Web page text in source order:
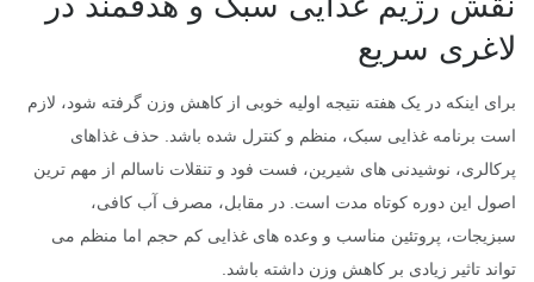
لاغری سریع
برای اینکه در یک هفته نتیجه اولیه خوبی از کاهش وزن گرفته شود، لازم
است برنامه غذایی سبک، منظم و کنترل شده باشد. حذف غذاهای
پرکالری، نوشیدنی های شیرین، فست فود و تنقلات ناسالم از مهم ترین
اصول این دوره کوتاه مدت است. در مقابل، مصرف آب کافی،
سبزیجات، پروتئین مناسب و وعده های غذایی کم حجم اما منظم می
تواند تاثیر زیادی بر کاهش وزن داشته باشد.